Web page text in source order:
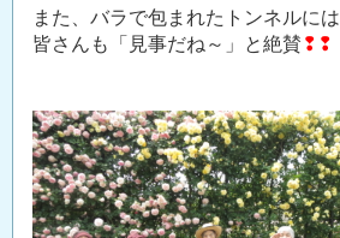
また、バラで包まれたトンネルには
皆さんも「見事だね～」と絶賛 ❢❢